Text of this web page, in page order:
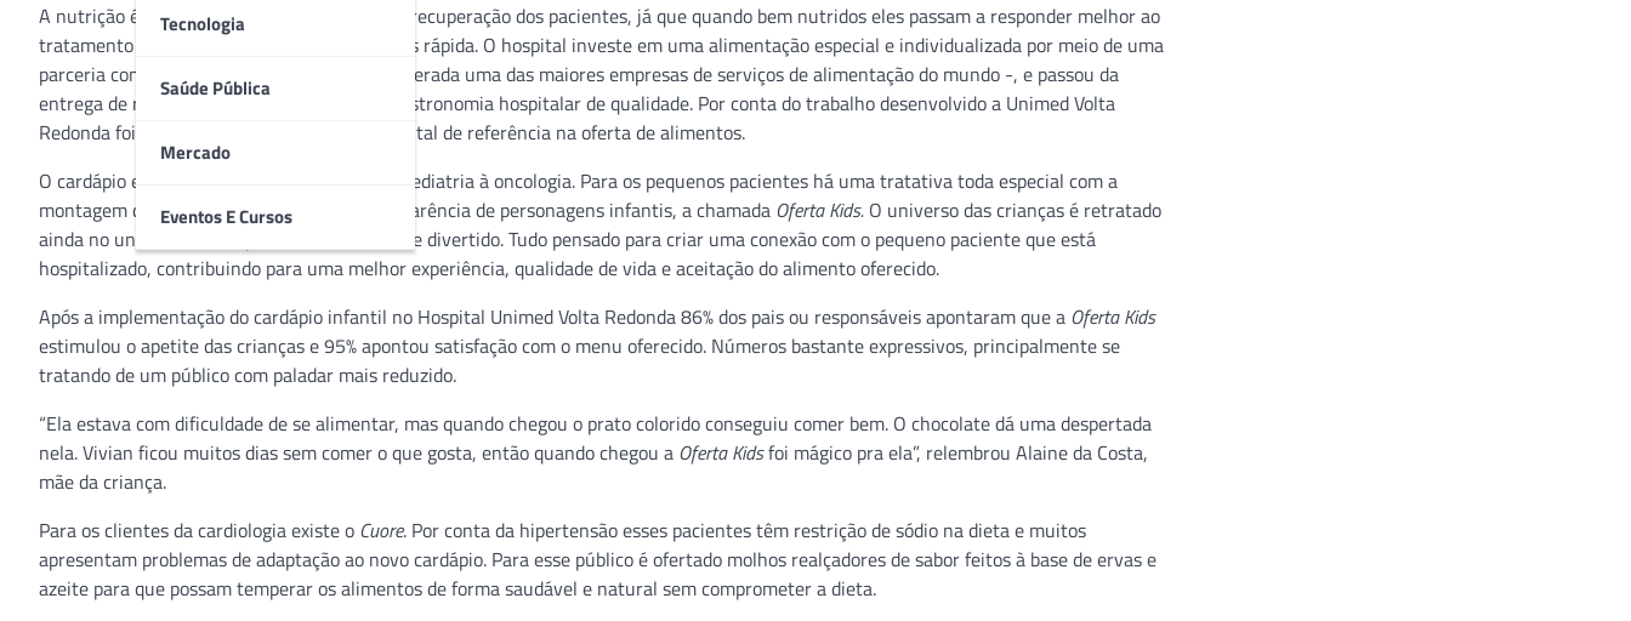
Tecnologia
Saúde Pública
Mercado
Eventos E Cursos
A nutrição é um aspecto fundamental para a recuperação dos pacientes, já que quando bem nutridos eles passam a responder melhor ao
tratamento garantindo uma recuperação mais rápida. O hospital investe em uma alimentação especial e individualizada por meio de uma
parceria com a Sodexo – multinacional considerada uma das maiores empresas de serviços de alimentação do mundo -, e passou da
entrega de refeição comum ao patamar de gastronomia hospitalar de qualidade. Por conta do trabalho desenvolvido a Unimed Volta
Redonda foi apontada pela Sodexo como hospital de referência na oferta de alimentos.
O cardápio especializado contempla desde à pediatria à oncologia. Para os pequenos pacientes há uma tratativa toda especial com a
montagem de pratos lúdicos em formato e aparência de personagens infantis, a chamada Oferta Kids. O universo das crianças é retratado
ainda no uniforme das copeiras: bem colorido e divertido. Tudo pensado para criar uma conexão com o pequeno paciente que está
hospitalizado, contribuindo para uma melhor experiência, qualidade de vida e aceitação do alimento oferecido.
Após a implementação do cardápio infantil no Hospital Unimed Volta Redonda 86% dos pais ou responsáveis apontaram que a Oferta Kids
estimulou o apetite das crianças e 95% apontou satisfação com o menu oferecido. Números bastante expressivos, principalmente se
tratando de um público com paladar mais reduzido.
“Ela estava com dificuldade de se alimentar, mas quando chegou o prato colorido conseguiu comer bem. O chocolate dá uma despertada
nela. Vivian ficou muitos dias sem comer o que gosta, então quando chegou a Oferta Kidsfoi mágico pra ela”, relembrou Alaine da Costa,
mãe da criança.
Para os clientes da cardiologia existe o Cuore. Por conta da hipertensão esses pacientes têm restrição de sódio na dieta e muitos
apresentam problemas de adaptação ao novo cardápio. Para esse público é ofertado molhos realçadores de sabor feitos à base de ervas e
azeite para que possam temperar os alimentos de forma saudável e natural sem comprometer a dieta.